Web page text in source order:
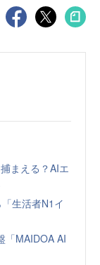
まえる？AIエ
生活者N1イ
「MAIDOA AI